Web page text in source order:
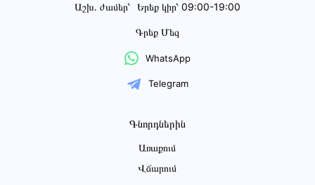
Աշխ․ ժամեր՝ Երեք կիր՝ 09:00-19:00
Գրեք Մեզ
WhatsApp
Telegram
Գնորդներին
Առաքում
Վճարում